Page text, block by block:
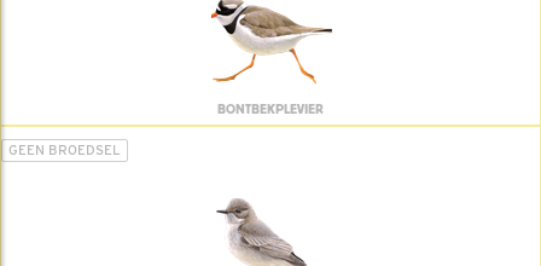
BONTBEKPLEVIER
GEEN BROEDSEL